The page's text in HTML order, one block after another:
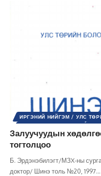
ИРГЭНИЙ НИЙГЭМ / УЛС
УЛС ТӨРИЙН СОЁЛ
ХҮНИЙ
ЭРХ, ЭРХ ЧӨЛӨӨ
Залуучуудын
тогтолцоо
Б. Эрдэнэбилэгт/МЗX-ны
доктор/ Шинэ толь №20, 1997…